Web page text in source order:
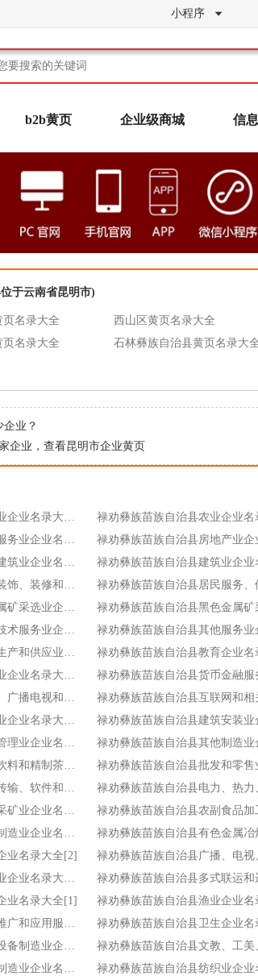
小程序 
b2b黄页 企业级商城 信
于云南省昆明市)
页名录大全 西山区黄页名录大全
页名录大全 石林彝族自治县黄页名录大
业？
企业， 查看昆明市企业黄页
禄劝彝族苗族自治县教育企业名
业名录大全[2]
业名录大全[1]
禄劝彝族苗族自治县渔业企业名
禄劝彝族苗族自治县卫生企业名